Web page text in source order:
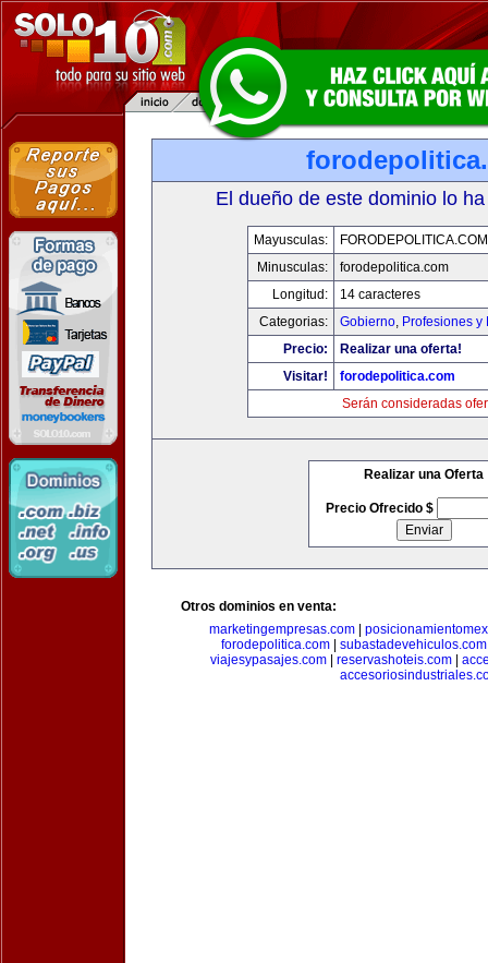
El dueño de este dominio lo
Mayusculas:
FORODEPOLITICA.COM
Minusculas:
forodepolitica.com
Longitud:
14 caracteres
Categorias:
Gobierno, Profesiones y
Precio:
Realizar una oferta!
Visitar!
forodepolitica.com
Serán consideradas
Realizar una Oferta
Precio Ofrecido $
Otros dominios en venta:
marketingempresas.com
forodepolitica.com| subastadevehiculos.com
viajesypasajes.com
reservashoteis.com